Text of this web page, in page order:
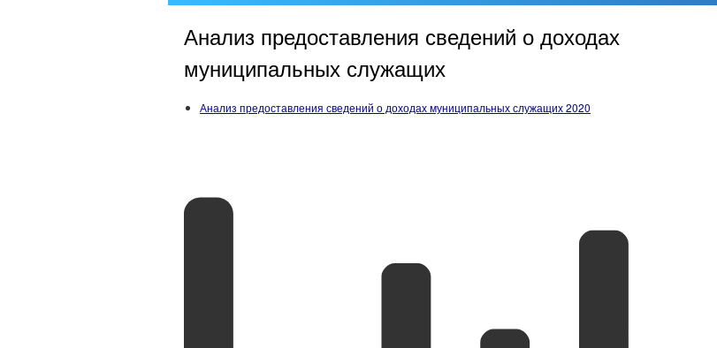
Анализ предоставления сведений о доходах
муниципальных служащих
Анализ предоставления сведений о доходах муниципальных служащих 2020